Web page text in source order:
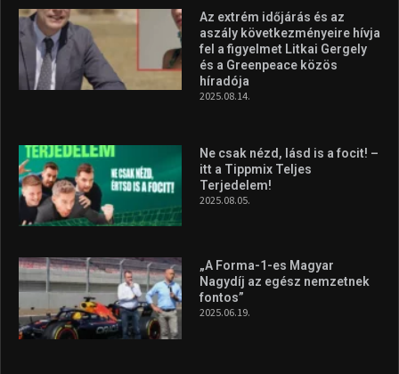
Az extrém időjárás és az
aszály következményeire hívja
fel a figyelmet Litkai Gergely
és a Greenpeace közös
híradója
2025.08.14.
Ne csak nézd, lásd is a focit! –
itt a Tippmix Teljes
Terjedelem!
2025.08.05.
„A Forma-1-es Magyar
Nagydíj az egész nemzetnek
fontos”
2025.06.19.